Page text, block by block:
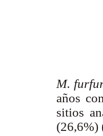
M.
años
sitios
(26,6%)